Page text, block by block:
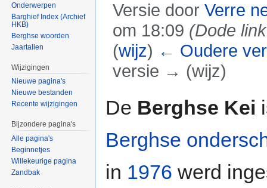
Versie door Verre
om 18:09 (Dode
(wijz) ← Oudere
versie → (wijz)
De Berghse Kei
Berghse
in 1976 werd
Onderwerpen
Barghief Index (Archief
HKB)
Berghse woorden
Jaartallen
Wijzigingen
Nieuwe pagina's
Nieuwe bestanden
Recente wijzigingen
Bijzondere pagina's
Alle pagina's
Beginnetjes
Willekeurige pagina
Zandbak